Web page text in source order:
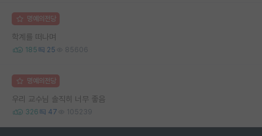
명예의전당
학계를 떠나며
185 25 85606
명예의전당
우리 교수님 솔직히 너무 좋음
326 47 105239